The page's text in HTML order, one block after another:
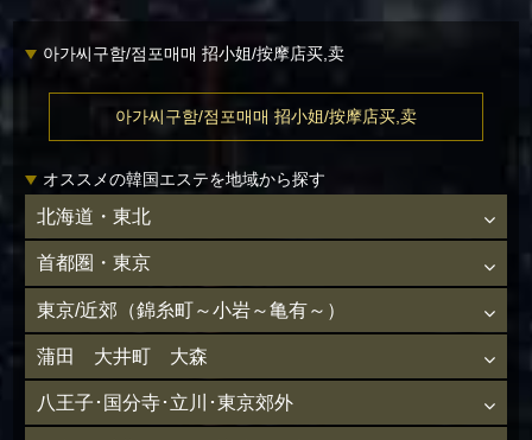
아가씨구함/점포매매 招小姐/按摩店买,卖
아가씨구함/점포매매 招小姐/按摩店买,卖
オススメの韓国エステを地域から探す
北海道・東北
首都圏・東京
東京/近郊（錦糸町～小岩～亀有～）
蒲田 大井町 大森
八王子･国分寺･立川･東京郊外